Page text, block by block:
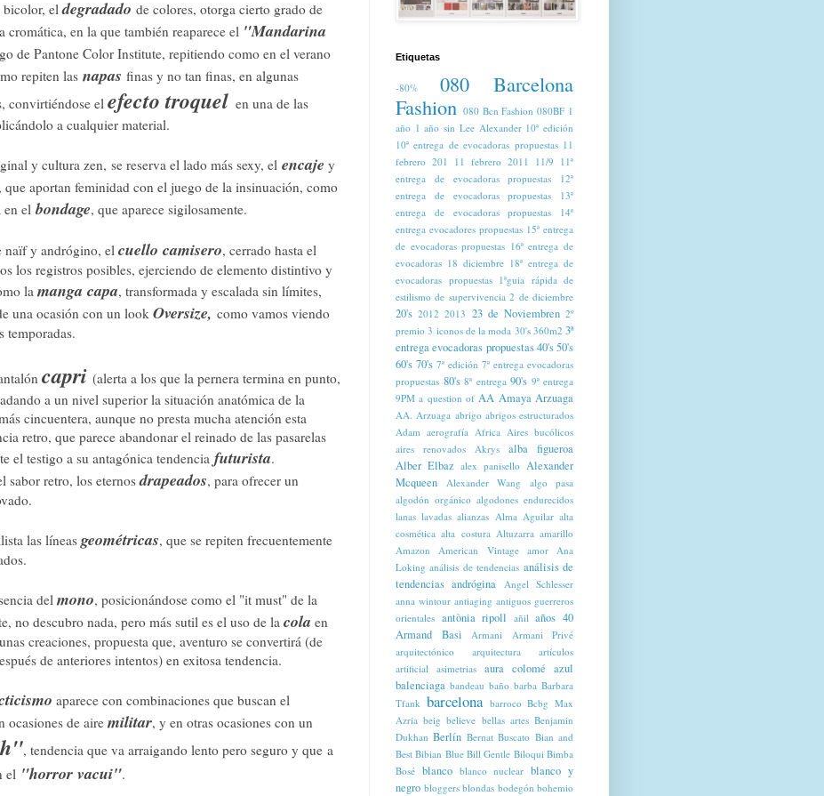
bicolor, eldegradado de colores, otorga cierto grado de
cromática, en la que también reaparece el "Mandarina
de Pantone Color Institute, repitiendo como en el verano
repiten las napas finas y no tan finas, en algunas
convirtiéndose el efecto troquel en una de las
a cualquier material.
y cultura zen, se reserva el lado más sexy, el encaje y
, que aportan feminidad con el juego de la insinuación, como
en el bondage, que aparece sigilosamente.
naïf y andrógino, el cuello camisero, cerrado hasta el
los registros posibles, ejerciendo de elemento distintivo y
la manga capa, transformada y escalada sin límites,
una ocasión con un look Oversize, como vamos viendo
temporadas.
capri (alerta a los que la pernera termina en punto,
a un nivel superior la situación anatómica de la
cincuentera, aunque no presta mucha atención esta
retro, que parece abandonar el reinado de las pasarelas
el testigo a su antagónica tendencia futurista.
sabor retro, los eternosdrapeados, para ofrecer un
las líneas geométricas, que se repiten frecuentemente
delmono, posicionándose como el "it must" de la
no descubro nada, pero más sutil es el uso de la cola en
creaciones, propuesta que, aventuro se convertirá (de
de anteriores intentos) en exitosa tendencia.
aparece con combinaciones que buscan el
ocasiones de airemilitar, y en otras ocasiones con un
, tendencia que va arraigando lento pero seguro y que a
el "horror vacui".
Etiquetas
-80%
080 Barcelona
Fashion 080 Bcn Fashion 080BF 1
año 1 año sin Lee Alexander 10ª edición
10ª entrega de evocadoras propuestas 11
febrero 201
11 febrero 2011 11/9
11ª
entrega de evocadoras propuestas
12ª
entrega de evocadoras propuestas
13ª
entrega de evocadoras propuestas
14ª
entrega evocadores propuestas 15ª entrega
de evocadoras propuestas 16ª entrega de
evocadoras 18 diciembre 18ª entrega de
evocadoras propuestas
1ªguia rápida de
estilismo de supervivencia 2 de diciembre
20's 2012 2013 23 de Noviembren 2º
premio 3 iconos de la moda 30's 360m2 3ª
entrega evocadoras propuestas 40's50's
60's 70's 7ª edición 7ª entrega evocadoras
propuestas 80's 8ª entrega 90's 9ª entrega
9PM a question of AA Amaya Arzuaga
AA. Arzuaga abrigo abrigos estructurados
Adam aerografía Africa Aires bucólicos
aires renovados
Akrys
alba figueroa
Alber Elbaz alex panisello Alexander
Mcqueen
Alexander Wang
algo pasa
algodón orgánico algodones endurecidos
lanas lavadas alianzas Alma Aguilar alta
cosmética alta costura Altuzarra amarillo
Amazon
American Vintage amor
Ana
Loking análisis de tendencias análisis de
tendencias andrógina
Angel Schlesser
anna wintour antiaging antiguos guerreros
orientales antònia ripoll añil años 40
Armand Basi
Armani
Armani Privé
arquitectónico
arquitectura
artículos
artificial
asimetrias aura colomé azul
balenciaga bandeau baño barba Barbara
Tfank barcelona barroco Bcbg Max
Azria beig believe bellas artes Benjamin
Dukhan Berlín Bernat Buscato Bian and
Best Bibian Blue Bill Gentle Biloqui Bimba
Bosé blanco blanco nuclear blanco y
negro bloggers blondas bodegón bohemio